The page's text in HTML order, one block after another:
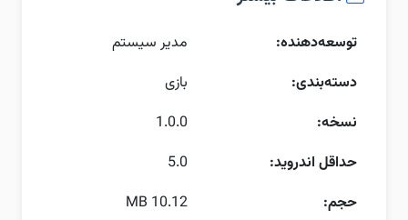
توسعه‌دهنده:
مدیر سیستم
دسته‌بندی:
بازی
نسخه:
1.0.0
حداقل اندروید:
5.0
حجم:
10.12 MB